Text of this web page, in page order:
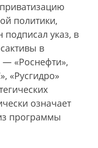
политики,
указ, в
в
«Роснефти»,
«Русгидро»
означает
программы